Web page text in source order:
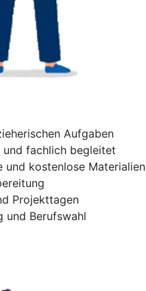
Aufgaben
fachlich begleitet
und kostenlose Materialien
Projekttagen
und Berufswahl